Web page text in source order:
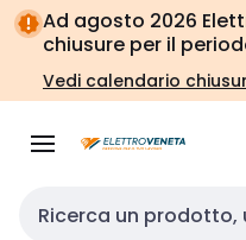
Vai alla
navigazione
Vai
alla
pagina
Ad agosto 2026
chiusure per il
Vedi calendario
Cerca input